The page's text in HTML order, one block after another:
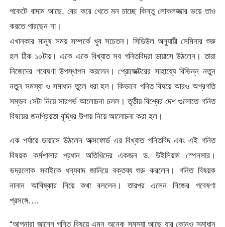
পকেটে বাদাম আছে, বের করে খেতে মন চাচ্ছে কিন্তু লোকলজ্জার ভয়ে তাও
করতে পারছেন না।
এখানকার মানুষ সময় সম্পর্কে খুব সচেতন। সিডিউল অনুযায়ী সেমিনার শুরু
হল ঠিক ১০টায়। একে একে বিখ্যাত সব গনিতবিদরা ডায়াসে উঠলেন। তারা
নিজেদের গবেষণা উপস্থাপন করলেন। প্রোজেক্টরের সাহায্যে বিভিন্ন নতুন
নতুন সমস্যা ও সমাধান তুলে ধরা হল। কিভাবে গনিত বিষয়ে আরও অগ্রগতি
সম্ভব সেটা নিয়ে সারগর্ভ আলোচনা চলল। তৃতীয় বিশ্বের দেশ গুলোতে গনিত
বিষয়ের জনপ্রিয়তা বৃদ্ধির উপায় নিয়ে আলোচনা করা হল।
এক পর্যায়ে ডায়াসে উঠলেন অক্সফোর্ড এর বিখ্যাত গনিতবিদ এবং এই গনিত
বিষয়ক কর্মশালার প্রধান অতিথিদের একজন ড. উইলিয়াম স্পেনসার।
ভদ্রলোক সবাইকে ধন্যবাদ জানিয়ে বক্তব্য শুরু করলেন। গনিত বিষয়ক
নানান আবিষ্কার নিয়ে কথা বললেন। তারপর এলেন নিজের গবেষণা
প্রসঙ্গে….
“আপনারা জানেন গনিত বিষয়ে এমন অনেক সমস্যা আছে যার কোনও সমাধান